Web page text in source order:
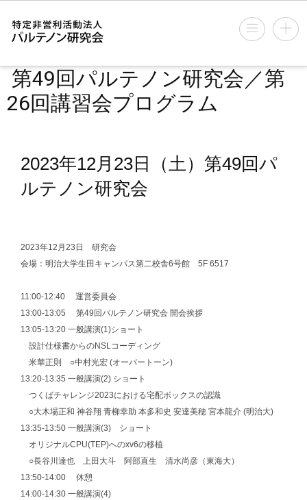
第49回パルテノン研究会／第
26回講習会プログラム
2023年12月23日（土）第49回パ
ルテノン研究会
2023年12月23日 研究会
会場：明治大学生田キャンパス第二校舎6号館 5F 6517
11:00-12:40 運営委員会
13:00-13:05 第49回パルテノン研究会 開会挨拶
13:05-13:20 一般講演(1)ショート
設計仕様書からのNSLコーディング
米華正則 ○中村光宏 (オーバートーン)
13:20-13:35 一般講演(2) ショート
つくばチャレンジ2023における宅配ボックスの認識
○大木場正和 神谷翔 青柳幸助 本多和史 安達美穂 宮本龍介 (明治大)
13:35-13:50 一般講演(3) ショート
オリジナルCPU(TEP)へのxv6の移植
○長谷川達也 上田大斗 阿部直生 清水尚彦（東海大）
13:50-14:00 休憩
14:00-14:30 一般講演(4)